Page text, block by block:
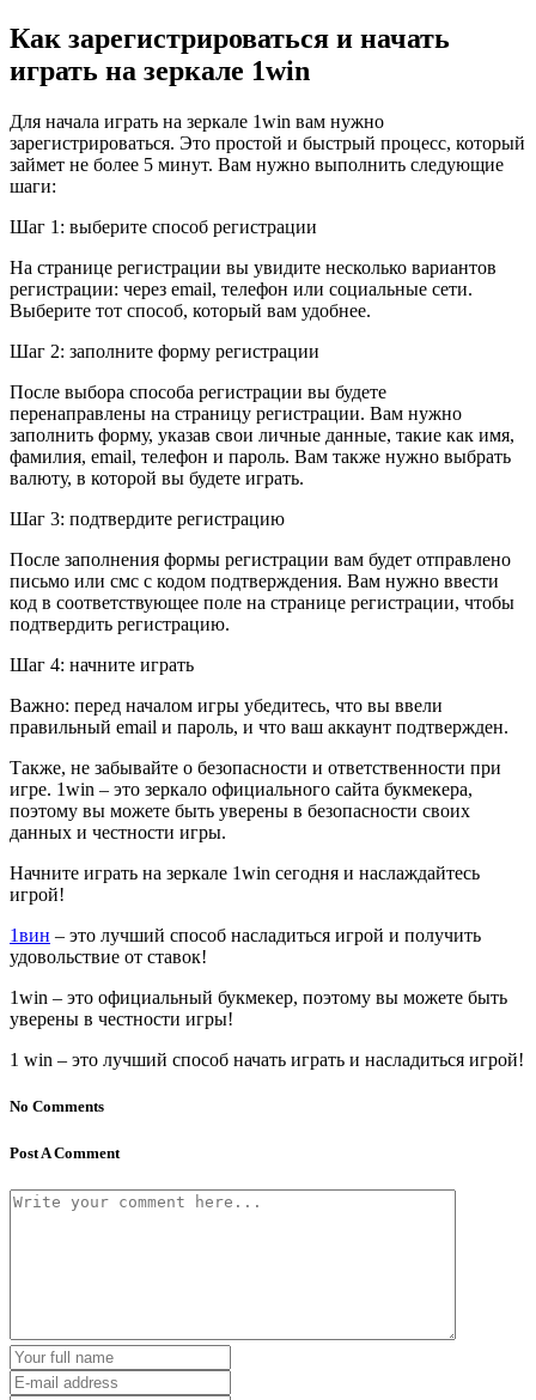
Как зарегистрироваться и начать
играть на зеркале 1win
Для начала играть на зеркале 1win вам нужно
зарегистрироваться. Это простой и быстрый процесс, который
займет не более 5 минут. Вам нужно выполнить следующие
шаги:
Шаг 1: выберите способ регистрации
На странице регистрации вы увидите несколько вариантов
регистрации: через email, телефон или социальные сети.
Выберите тот способ, который вам удобнее.
Шаг 2: заполните форму регистрации
После выбора способа регистрации вы будете
перенаправлены на страницу регистрации. Вам нужно
заполнить форму, указав свои личные данные, такие как имя,
фамилия, email, телефон и пароль. Вам также нужно выбрать
валюту, в которой вы будете играть.
Шаг 3: подтвердите регистрацию
После заполнения формы регистрации вам будет отправлено
письмо или смс с кодом подтверждения. Вам нужно ввести
код в соответствующее поле на странице регистрации, чтобы
подтвердить регистрацию.
Шаг 4: начните играть
Важно: перед началом игры убедитесь, что вы ввели
правильный email и пароль, и что ваш аккаунт подтвержден.
Также, не забывайте о безопасности и ответственности при
игре. 1win – это зеркало официального сайта букмекера,
поэтому вы можете быть уверены в безопасности своих
данных и честности игры.
Начните играть на зеркале 1win сегодня и наслаждайтесь
игрой!
1вин – это лучший способ насладиться игрой и получить
удовольствие от ставок!
1win – это официальный букмекер, поэтому вы можете быть
уверены в честности игры!
1 win – это лучший способ начать играть и насладиться игрой!
No Comments
Post A Comment